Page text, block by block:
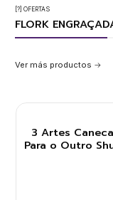
[?] OFERTAS
FLORK
Ver más productos
3 Artes
Para o Outro